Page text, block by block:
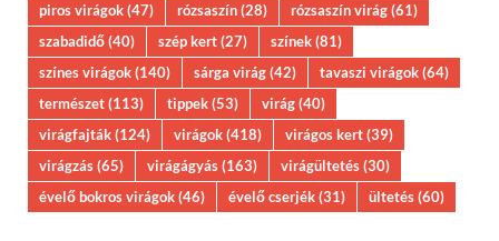
piros virágok(47) rózsaszín(28) rózsaszín virág(61)
szabadidő(40) szép kert(27) színek(81)
színes virágok(140) sárga virág(42) tavaszi virágok(64)
természet(113) tippek(53) virág(40)
virágfajták(124) virágok(418) virágos kert(39)
virágzás(65) virágágyás(163) virágültetés(30)
évelő bokros virágok(46) évelő cserjék(31) ültetés(60)